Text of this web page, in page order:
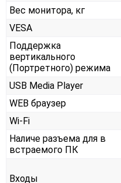
Вес монитора, кг
VESA
Поддержка
вертикального
(Портретного) режима
USB Media Player
WEB браузер
Wi-Fi
Наличе разъема для в
встраемого ПК
Входы